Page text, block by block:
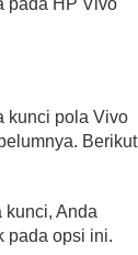
kunci pola Vivo
Berikut
kunci, Anda
pada opsi ini.